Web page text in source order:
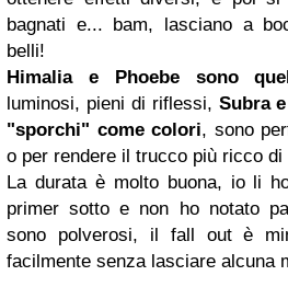
bagnati e... bam, lasciano a
belli!
Himalia e Phoebe sono
luminosi, pieni di riflessi, Subra
"sporchi" come colori, sono
o per rendere il trucco più ricco
La durata è molto buona, io li
primer sotto e non ho notato
sono polverosi, il fall out è
facilmente senza lasciare alcuna